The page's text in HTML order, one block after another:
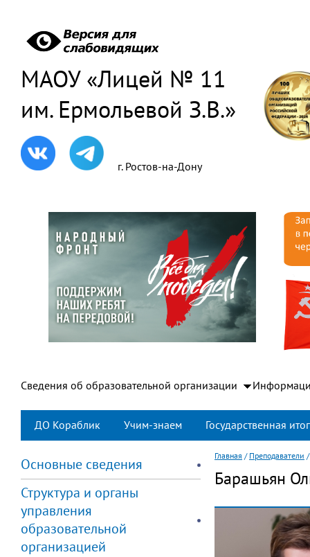
МАОУ «Лицей № 11
им. Ермольевой З.В.»
г. Ростов-на-Дону
Сведения об образовательной организации
ДО Кораблик Учим-знаем Государственная
Основные сведения
Структура и органы
управления
образовательной
организацией
Главная / Преподаватели
Барашьян